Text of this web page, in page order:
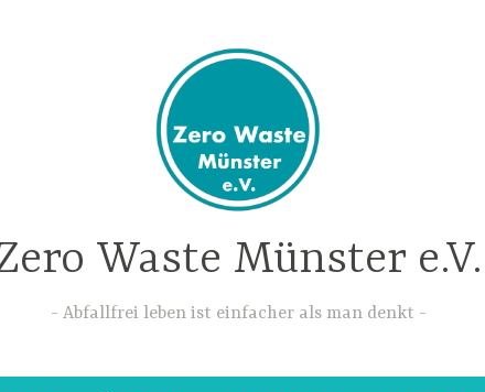
Waste Münster e.V.
Abfallfrei leben ist einfacher als man denkt